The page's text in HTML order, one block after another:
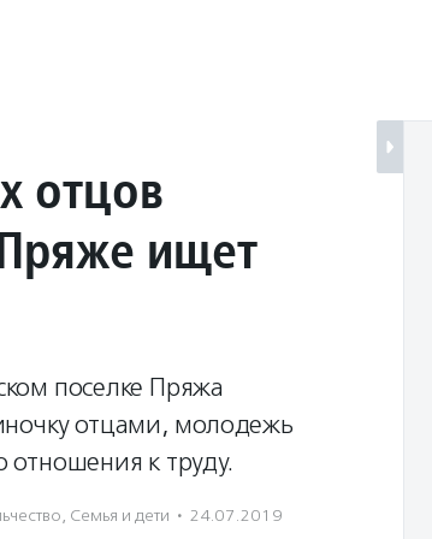
отцов
ищет
поселке Пряжа
отцами, молодежь
отношения к труду.
, Семья и дети · 24.07.2019